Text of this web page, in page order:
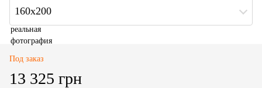
160x200
Под заказ
13 325 грн